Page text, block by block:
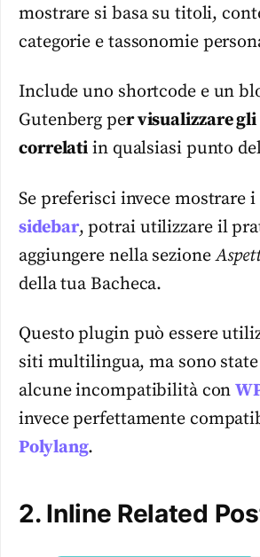
mostrare si basa su titoli,
categorie e tassonomie
Include uno shortcode e un
Gutenberg per visualizzare
correlati in qualsiasi punto
Se preferisci invece mostrare i
sidebar, potrai utilizzare il
aggiungere nella sezione
della tua Bacheca.
Questo plugin può essere
siti multilingua, ma sono
alcune incompatibilità con
invece perfettamente
Polylang.
2. Inline Related